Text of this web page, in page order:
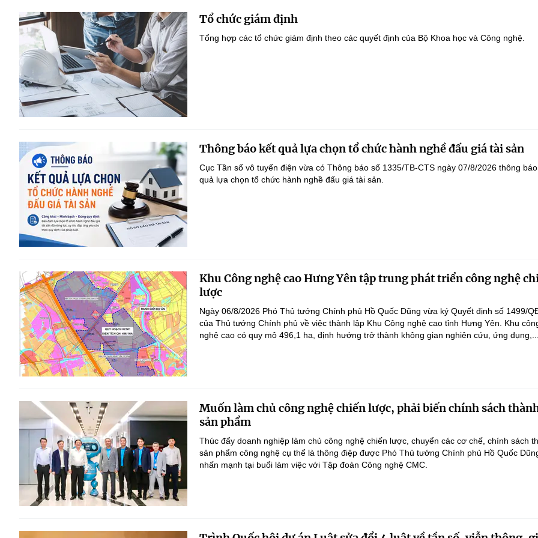
Tổ chức giám định
Tổng hợp các tổ chức giám định theo các quyết định của Bộ Khoa học và Công nghệ.
Thông báo kết quả lựa chọn tổ chức hành nghề đấu giá tài sản
Cục Tần số vô tuyến điện vừa có Thông báo số 1335/TB-CTS ngày 07/8/2026 thông
quả lựa chọn tổ chức hành nghề đấu giá tài sản.
Khu Công nghệ cao Hưng Yên tập trung phát triển công nghệ
lược
Ngày 06/8/2026 Phó Thủ tướng Chính phủ Hồ Quốc Dũng vừa ký Quyết định số 1499/
của Thủ tướng Chính phủ về việc thành lập Khu Công nghệ cao tỉnh Hưng Yên. Khu
nghệ cao có quy mô 496,1 ha, định hướng trở thành không gian nghiên cứu, ứng
Muốn làm chủ công nghệ chiến lược, phải biến chính sách
sản phẩm
Thúc đẩy doanh nghiệp làm chủ công nghệ chiến lược, chuyển các cơ chế, chính sách
sản phẩm công nghệ cụ thể là thông điệp được Phó Thủ tướng Chính phủ Hồ Quốc
nhấn mạnh tại buổi làm việc với Tập đoàn Công nghệ CMC.